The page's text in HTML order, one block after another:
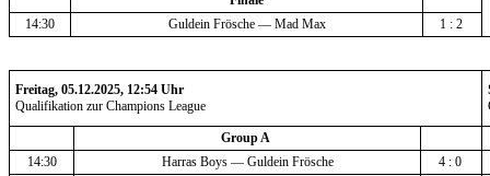
14:30
Guldein Frösche — Mad Max 1 : 2
Freitag, 05.12.2025, 12:54 Uhr
Qualifikation zur Champions League
Group A
14:30
Harras Boys — Guldein Frösche
4 : 0